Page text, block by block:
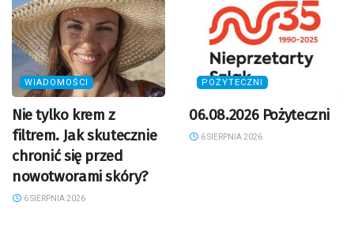
WIADOMOŚCI
Nie tylko krem z
filtrem. Jak skutecznie
chronić się przed
nowotworami skóry?
6 SIERPNIA 2026
POŻYTECZNI
06.08.2026 Pożyteczni
6 SIERPNIA 2026